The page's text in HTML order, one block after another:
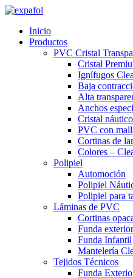
Ir
contenido
Inicio
Productos
PVC Cristal
Cristal
Ignífugos
Baja
Alta
Anchos
Cristal náutico
PVC con
Cortinas de
Colores –
Polipiel
Automoción
Polipiel
Polipiel para
Láminas de PVC
Cortinas
Funda exterior
Funda Infantil
Mantelería
Tejidos Técnicos
Funda